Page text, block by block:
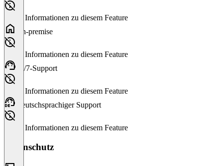
Keine Informationen zu diesem Feature
On-premise
Keine Informationen zu diesem Feature
24/7-Support
Keine Informationen zu diesem Feature
Deutschsprachiger Support
Keine Informationen zu diesem Feature
Datenschutz